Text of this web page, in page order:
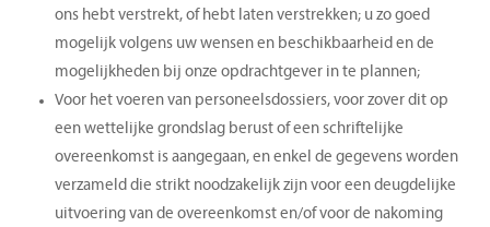
ons hebt verstrekt, of hebt laten verstrekken; u zo goed
mogelijk volgens uw wensen en beschikbaarheid en de
mogelijkheden bij onze opdrachtgever in te plannen;
Voor het voeren van personeelsdossiers, voor zover dit op
een wettelijke grondslag berust of een schriftelijke
overeenkomst is aangegaan, en enkel de gegevens worden
verzameld die strikt noodzakelijk zijn voor een deugdelijke
uitvoering van de overeenkomst en/of voor de nakoming